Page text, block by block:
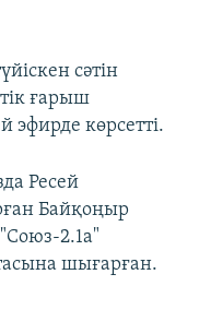
сәтін
ғарыш
эфирде көрсетті.
Ресей
Байқоңыр
2.1а"
шығарған.